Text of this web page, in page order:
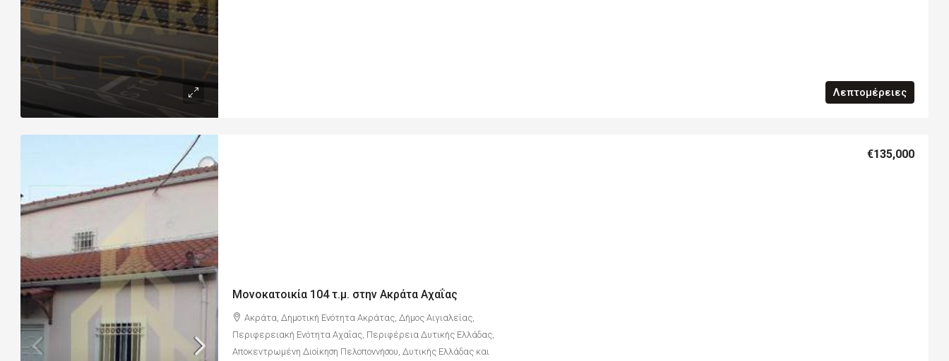
Λεπτομέρειες
Μονοκατοικία 104 τ.μ. στην Ακράτα Αχαΐας
€135,000
Ακράτα, Δημοτική Ενότητα Ακράτας, Δήμος Αιγιαλείας,
Περιφερειακή Ενότητα Αχαΐας, Περιφέρεια Δυτικής Ελλάδας,
Αποκεντρωμένη Διοίκηση Πελοποννήσου, Δυτικής Ελλάδας και